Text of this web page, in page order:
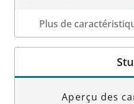
Plus de
Détails sur la chambre
Aperçu des